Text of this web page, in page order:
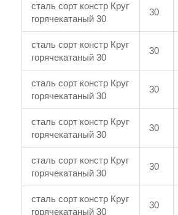
сталь сорт констр Круг
горячекатаный 30
30
сталь сорт констр Круг
горячекатаный 30
30
сталь сорт констр Круг
горячекатаный 30
30
сталь сорт констр Круг
горячекатаный 30
30
сталь сорт констр Круг
горячекатаный 30
30
сталь сорт констр Круг
горячекатаный 30
30